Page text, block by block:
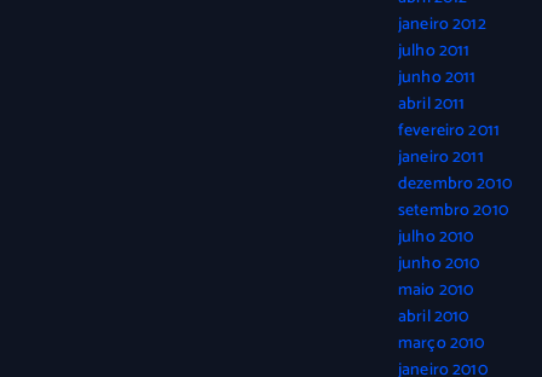
janeiro 2012
julho 2011
junho 2011
abril 2011
fevereiro 2011
janeiro 2011
dezembro 2010
setembro 2010
julho 2010
junho 2010
maio 2010
abril 2010
março 2010
janeiro 2010